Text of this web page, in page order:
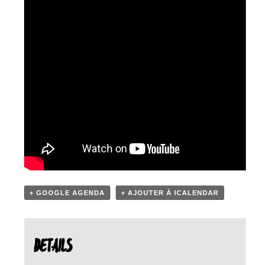
+ GOOGLE AGENDA + AJOUTER À ICALENDAR
DETAILS